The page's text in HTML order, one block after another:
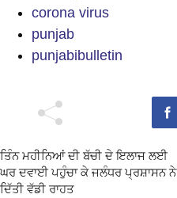
corona virus
punjab
punjabibulletin
ਤਿੰਨ ਮਹੀਨਿਆਂ ਦੀ ਬੱਚੀ ਦੇ ਇਲਾਜ ਲਈ
ਘਰ ਦਵਾਈ ਪਹੁੰਚਾ ਕੇ ਜਲੰਧਰ ਪ੍ਰਸ਼ਾਸਨ ਨੇ
ਦਿੱਤੀ ਵੱਡੀ ਰਾਹਤ